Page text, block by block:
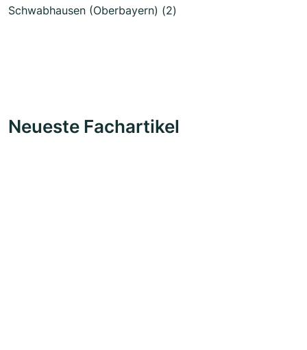
Schwabhausen (Oberbayern) (2)
Neueste Fachartikel